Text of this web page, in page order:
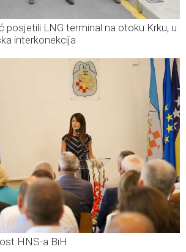
posjetili LNG terminal na otoku Krku, u
interkonekcija
HNS-a BiH